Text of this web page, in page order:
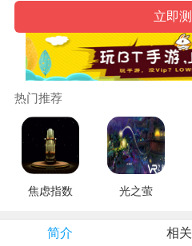
热门推荐
焦虑指数 光之萤
简介 相关